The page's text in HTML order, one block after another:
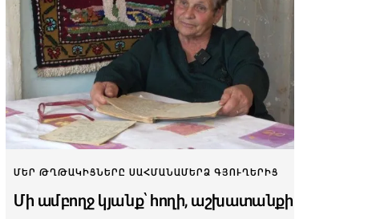
ՄԵՐ ԹՂԹԱԿԻՑՆԵՐԸ ՍԱՀՄԱՆԱՄԵՐՁ ԳՅՈՒՂԵՐԻՑ
Մի ամբողջ կյանք՝ հողի, աշխատանքի